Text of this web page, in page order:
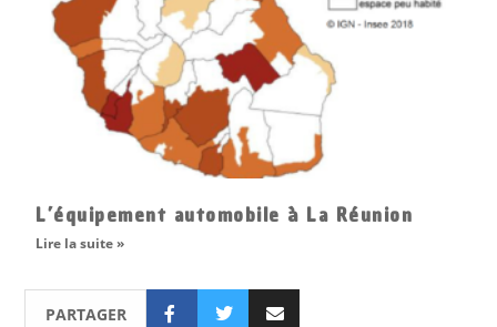
L’équipement automobile à La Réunion
Lire la suite »
PARTAGER